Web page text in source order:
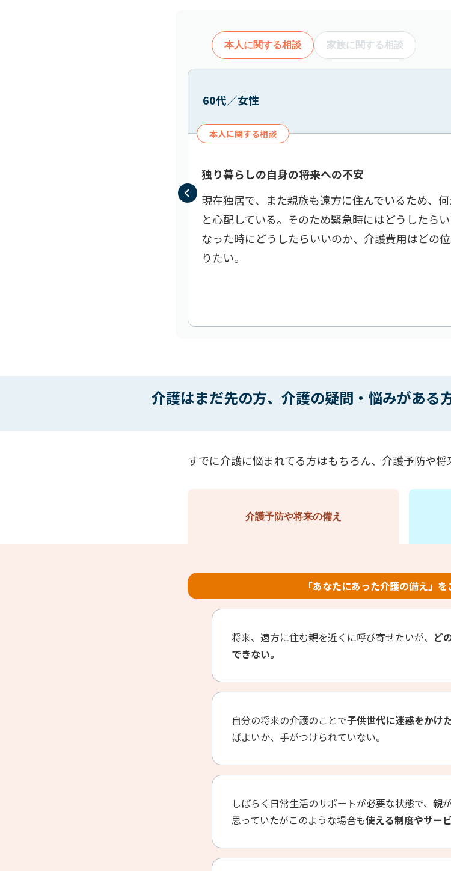
本人に関する相談 家族に関する相談
60代／女性
本人に関する相談
独り暮らしの自身の将来への不安
現在独居で、また親族も遠方に住んでいるため、
と心配している。そのため緊急時にはどうしたら
なった時にどうしたらいいのか、介護費用はどの
りたい。
介護はまだ先の方、介護の疑問・悩みがある
すでに介護に悩まれてる方はもちろん、介護予防や将
介護予防や将来の備え
「あなたにあった介護の備え」を
将来、遠方に住む親を近くに呼び寄せたいが、 ど
できない。
自分の将来の介護のことで子供世代に迷惑をかけ
ばよいか、手がつけられていない。
しばらく日常生活のサポートが必要な状態で、親
思っていたがこのような場合も使える制度やサー